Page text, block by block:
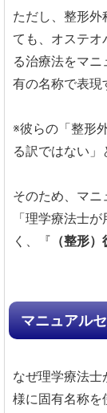
ただし、整形外
ても、オステ
る治療法をマ
有の名称で表現
※彼らの「整形
る訳ではない」
そのため、マニ
「理学療法士
く、『 （整形
マニュアル
なぜ理学療法
様に固有名称を